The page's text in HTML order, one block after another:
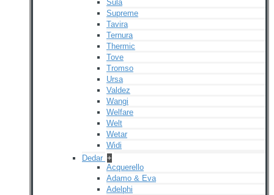
Sula
Supreme
Tavira
Ternura
Thermic
Tove
Tromso
Ursa
Valdez
Wangi
Welfare
Welt
Wetar
Widi
Dedar +
Acquerello
Adamo & Eva
Adelphi